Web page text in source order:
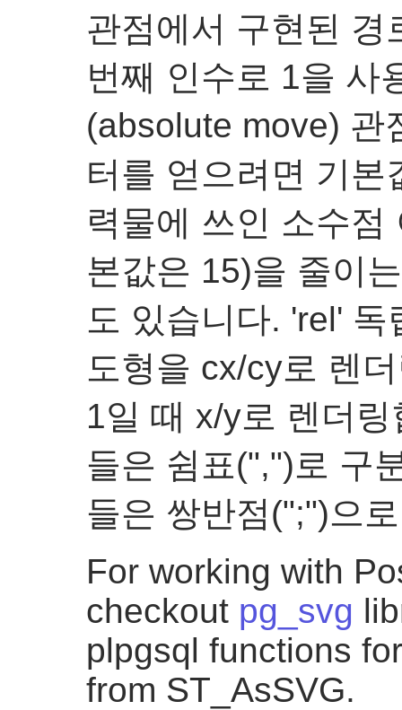
관점에서 구현된 경
번째 인수로 1을 사
(absolute move) 관
터를 얻으려면 기본
력물에 쓰인 소수
본값은 15)을 줄이
도 있습니다. 'rel'
도형을 cx/cy로 렌
1일 때 x/y로 렌더
들은 쉼표(",")로 구
들은 쌍반점(";")으
For working with
checkout pg_svg
plpgsql functions
from ST_AsSVG.